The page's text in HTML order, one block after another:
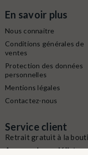
En savoir plus
Nous connaitre
Conditions générales de
ventes
Protection des données
personnelles
Mentions légales
Contactez-nous
Service client
Retrait gratuit à la
Avenue du modéliste -